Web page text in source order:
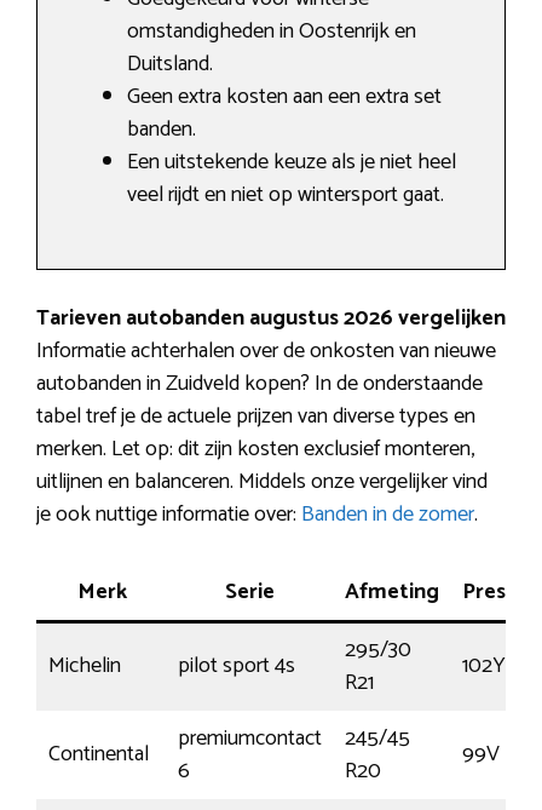
omstandigheden in Oostenrijk en
Duitsland.
Geen extra kosten aan een extra set
banden.
Een uitstekende keuze als je niet heel
veel rijdt en niet op wintersport gaat.
Tarieven autobanden augustus 2026 vergelijken
Informatie achterhalen over de onkosten van nieuwe
autobanden in Zuidveld kopen? In de onderstaande
tabel tref je de actuele prijzen van diverse types en
merken. Let op: dit zijn kosten exclusief monteren,
uitlijnen en balanceren. Middels onze vergelijker vind
je ook nuttige informatie over: Banden in de zomer.
Merk Serie Afmeting
Michelin pilot sport 4s
295/30
R21
102Y
Continental
premiumcontact
6
245/45
R20
99V